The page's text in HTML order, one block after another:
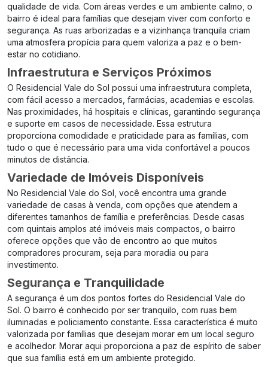
qualidade de vida. Com áreas verdes e um ambiente calmo, o
bairro é ideal para famílias que desejam viver com conforto e
segurança. As ruas arborizadas e a vizinhança tranquila criam
uma atmosfera propícia para quem valoriza a paz e o bem-
estar no cotidiano.
Infraestrutura e Serviços Próximos
O Residencial Vale do Sol possui uma infraestrutura completa,
com fácil acesso a mercados, farmácias, academias e escolas.
Nas proximidades, há hospitais e clínicas, garantindo segurança
e suporte em casos de necessidade. Essa estrutura
proporciona comodidade e praticidade para as famílias, com
tudo o que é necessário para uma vida confortável a poucos
minutos de distância.
Variedade de Imóveis Disponíveis
No Residencial Vale do Sol, você encontra uma grande
variedade de casas à venda, com opções que atendem a
diferentes tamanhos de família e preferências. Desde casas
com quintais amplos até imóveis mais compactos, o bairro
oferece opções que vão de encontro ao que muitos
compradores procuram, seja para moradia ou para
investimento.
Segurança e Tranquilidade
A segurança é um dos pontos fortes do Residencial Vale do
Sol. O bairro é conhecido por ser tranquilo, com ruas bem
iluminadas e policiamento constante. Essa característica é muito
valorizada por famílias que desejam morar em um local seguro
e acolhedor. Morar aqui proporciona a paz de espírito de saber
que sua família está em um ambiente protegido.